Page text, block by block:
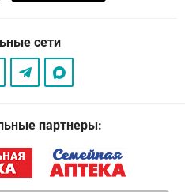
сети
партнеры: